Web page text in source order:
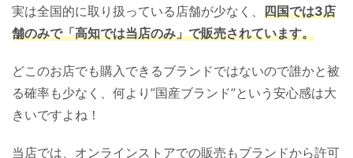
実は全国的に取り扱っている店舗が少なく、 四国では3店
舗のみで「高知では当店のみ」で販売されています。
どこのお店でも購入できるブランドではないので誰かと被
る確率も少なく、何より”国産ブランド”という安心感は大
きいですよね！
当店では、オンラインストアでの販売もブランドから許可